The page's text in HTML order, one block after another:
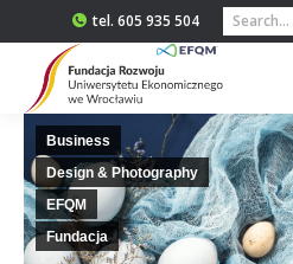
tel. 605 935 504 Szukaj:
Business
Design & Photography
EFQM
Fundacja